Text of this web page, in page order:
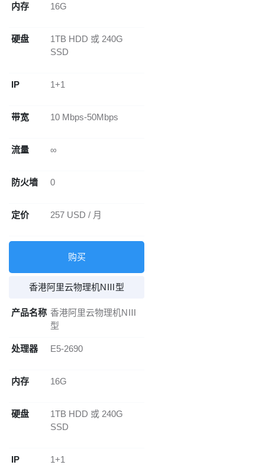
内存 16G
硬盘
1TB HDD 或 240G
SSD
IP 1+1
带宽 10 Mbps-50Mbps
流量 ∞
防火墙 0
定价 257 USD / 月
购买
香港阿里云物理机NⅢ型
产品名称 香港阿里云物理机NⅢ
型
处理器 E5-2690
内存 16G
硬盘
1TB HDD 或 240G
SSD
IP 1+1